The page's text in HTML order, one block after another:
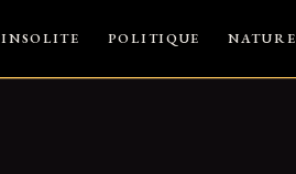
INSOLITE POLITIQUE NATURE